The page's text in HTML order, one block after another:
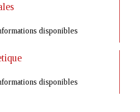
disponibles
disponibles